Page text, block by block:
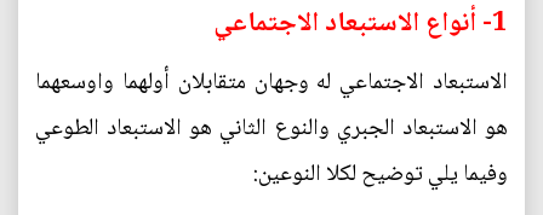
1- أنواع الاستبعاد الاجتماعي
الاستبعاد الاجتماعي له وجهان متقابلان أولهما واوسعهما
هو الاستبعاد الجبري والنوع الثاني هو الاستبعاد الطوعي
وفيما يلي توضيح لكلا النوعين: